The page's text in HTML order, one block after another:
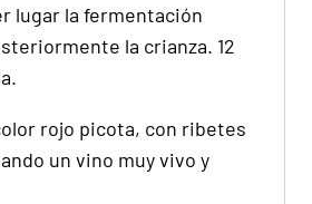
lugar la fermentación
la crianza. 12
rojo picota, con ribetes
un vino muy vivo y